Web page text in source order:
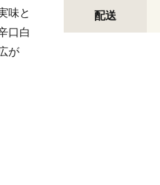
味と
口白
が
配送